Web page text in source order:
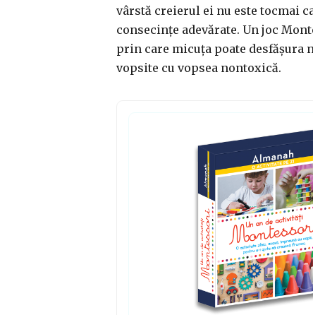
vârstă creierul ei nu este tocmai
consecințe adevărate. Un joc
prin care micuța poate desfășura
vopsite cu vopsea nontoxică.